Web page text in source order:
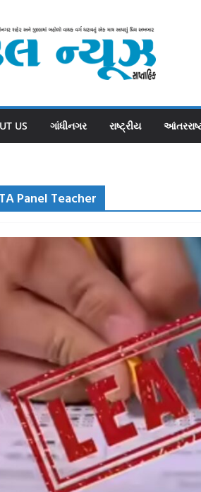
US ગાંધીનગર રાષ્ટ્રીય
Panel Teacher